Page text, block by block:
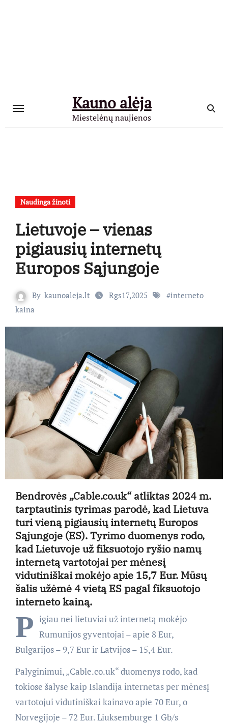
Kauno alėja
Miestelėnų naujienos
Naudinga žinoti
Lietuvoje – vienas
pigiausių internetų
Europos Sąjungoje
By kaunoaleja.lt Rgs17,2025 #interneto
kaina
Bendrovės „Cable.co.uk“ atliktas 2024 m.
tarptautinis tyrimas parodė, kad Lietuva
turi vieną pigiausių internetų Europos
Sąjungoje (ES). Tyrimo duomenys rodo,
kad Lietuvoje už fiksuotojo ryšio namų
internetą vartotojai per mėnesį
vidutiniškai mokėjo apie 15,7 Eur. Mūsų
šalis užėmė 4 vietą ES pagal fiksuotojo
interneto kainą.
P igiau nei lietuviai už internetą mokėjo
Rumunijos gyventojai – apie 8 Eur,
Bulgarijos – 9,7 Eur ir Latvijos – 15,4 Eur.
Palyginimui, „Cable.co.uk“ duomenys rodo, kad
tokiose šalyse kaip Islandija internetas per mėnesį
vartotojui vidutiniškai kainavo apie 70 Eur, o
Norvegijoje – 72 Eur. Liuksemburge 1 Gb/s